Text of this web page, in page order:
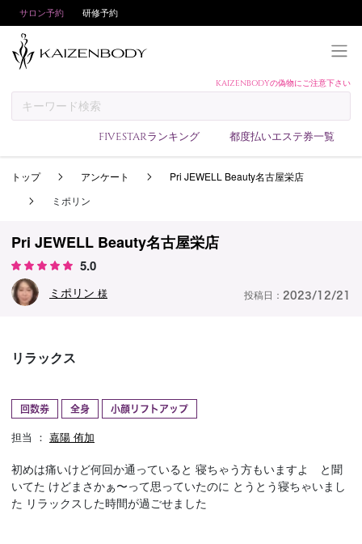
サロン予約 研修予約
KAIZENBODYの偽物にご注意下さい
FIVESTARランキング 都度払いエステ券一覧
予約方法
サロンランキング
アンケート
トップ アンケート
Pri JEWELL Beauty名古屋栄店
ミポリン
Pri JEWELL Beauty名古屋栄店
5.0
ミポリン 様 投稿日： 2023/12/21
リラックス
回数券 全身 小顔リフトアップ
担当 ： 嘉陽 侑加
初めは痛いけど何回か通っていると 寝ちゃう方もいますよ と聞
いてた けどまさかぁ〜って思っていたのに とうとう寝ちゃいまし
た リラックスした時間が過ごせました